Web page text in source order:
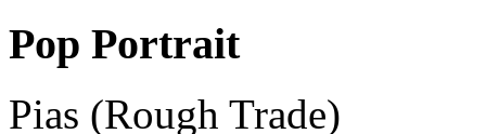
Pop Portrait
Pias (Rough Trade)